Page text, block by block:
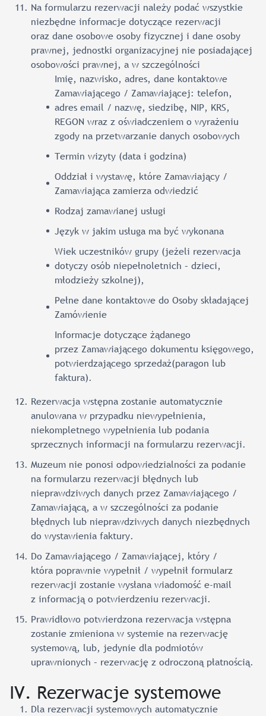
Na formularzu rezerwacji należy podać wszystkie
niezbędne informacje dotyczące rezerwacji
oraz dane osobowe osoby fizycznej i dane osoby
prawnej, jednostki organizacyjnej nie posiadającej
osobowości prawnej, a w szczególności
Imię, nazwisko, adres, dane kontaktowe
Zamawiającego / Zamawiającej: telefon,
adres email / nazwę, siedzibę, NIP, KRS,
REGON wraz z oświadczeniem o wyrażeniu
zgody na przetwarzanie danych osobowych
Termin wizyty (data i godzina)
Oddział i wystawę, które Zamawiający /
Zamawiająca zamierza odwiedzić
Rodzaj zamawianej usługi
Język w jakim usługa ma być wykonana
Wiek uczestników grupy (jeżeli rezerwacja
dotyczy osób niepełnoletnich – dzieci,
młodzieży szkolnej),
Pełne dane kontaktowe do Osoby składającej
Zamówienie
Informacje dotyczące żądanego
przez Zamawiającego dokumentu księgowego,
potwierdzającego sprzedaż(paragon lub
faktura).
Rezerwacja wstępna zostanie automatycznie
anulowana w przypadku niewypełnienia,
niekompletnego wypełnienia lub podania
sprzecznych informacji na formularzu rezerwacji.
Muzeum nie ponosi odpowiedzialności za podanie
na formularzu rezerwacji błędnych lub
nieprawdziwych danych przez Zamawiającego /
Zamawiającą, a w szczególności za podanie
błędnych lub nieprawdziwych danych niezbędnych
do wystawienia faktury.
Do Zamawiającego / Zamawiającej, który /
która poprawnie wypełnił / wypełnił formularz
rezerwacji zostanie wysłana wiadomość e-mail
z informacją o potwierdzeniu rezerwacji.
Prawidłowo potwierdzona rezerwacja wstępna
zostanie zmieniona w systemie na rezerwację
systemową, lub, jedynie dla podmiotów
uprawnionych – rezerwację z odroczoną płatnością.
IV. Rezerwacje systemowe
Dla rezerwacji systemowych automatycznie